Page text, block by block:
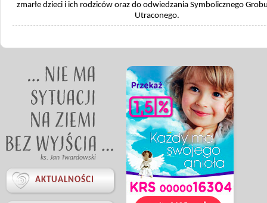
zmarłe dzieci i ich rodziców oraz do odwiedzania Symbolicznego
Utraconego.
ks. Jan Twardowski
 AKTUALNOŚCI